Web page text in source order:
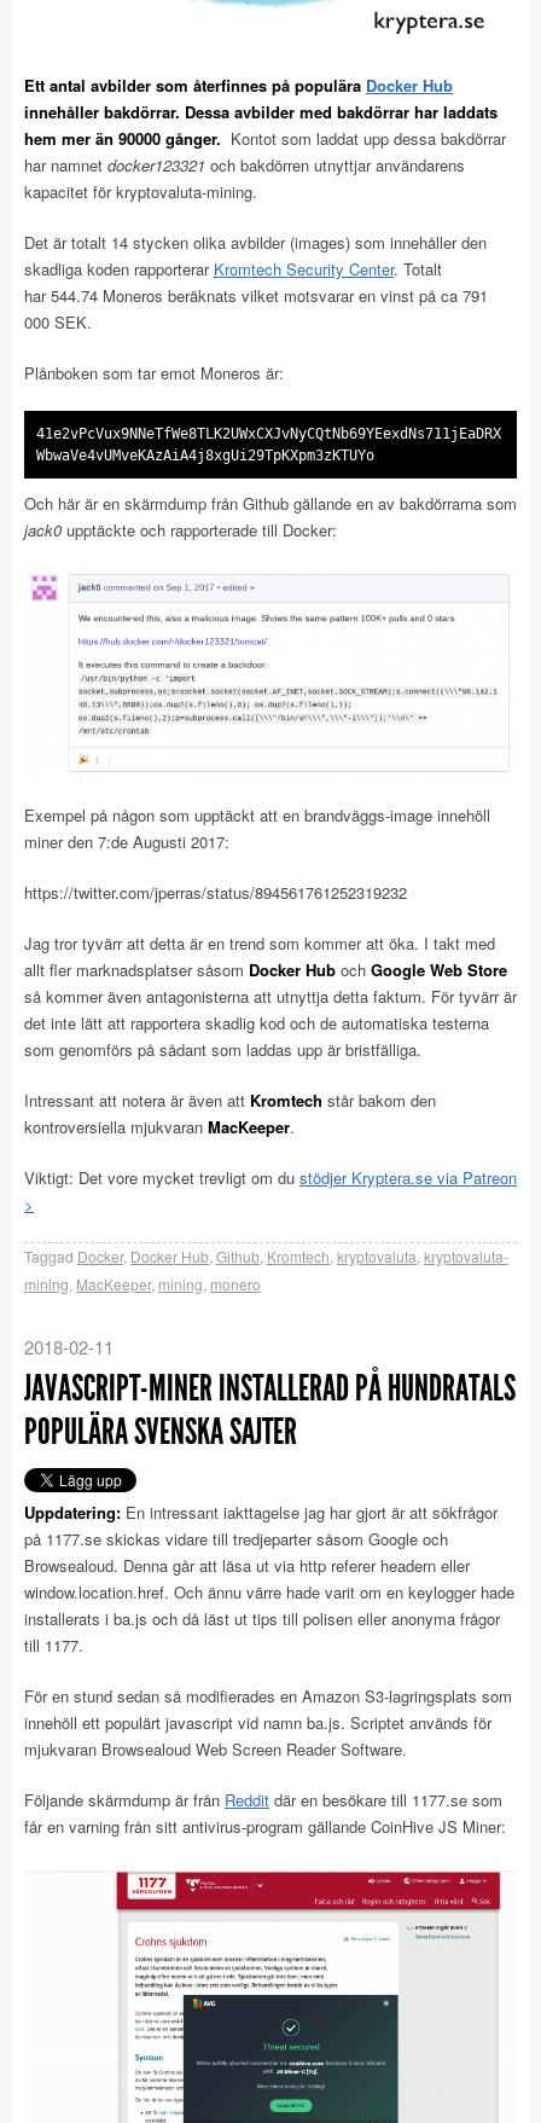
Ett antal avbilder som återfinnes på populära Docker Hub
innehåller bakdörrar. Dessa avbilder med bakdörrar har laddats
hem mer än 90000 gånger. Kontot som laddat upp dessa bakdörrar
har namnet docker123321 och bakdörren utnyttjar användarens
kapacitet för kryptovaluta-mining.
Det är totalt 14 stycken olika avbilder (images) som innehåller den
skadliga koden rapporterar Kromtech Security Center. Totalt
har 544.74 Moneros beräknats vilket motsvarar en vinst på ca 791
000 SEK.
Plånboken som tar emot Moneros är:
41e2vPcVux9NNeTfWe8TLK2UWxCXJvNyCQtNb69YEexdNs711jEaDRX
WbwaVe4vUMveKAzAiA4j8xgUi29TpKXpm3zKTUYo
Och här är en skärmdump från Github gällande en av bakdörrarna som
jack0 upptäckte och rapporterade till Docker:
Exempel på någon som upptäckt att en brandväggs-image innehöll
miner den 7:de Augusti 2017:
https://twitter.com/jperras/status/894561761252319232
Jag tror tyvärr att detta är en trend som kommer att öka. I takt med
allt fler marknadsplatser såsom Docker Hub och Google Web Store
så kommer även antagonisterna att utnyttja detta faktum. För tyvärr är
det inte lätt att rapportera skadlig kod och de automatiska testerna
som genomförs på sådant som laddas upp är bristfälliga.
Intressant att notera är även att Kromtech står bakom den
kontroversiella mjukvaran MacKeeper.
Viktigt: Det vore mycket trevligt om du stödjer Kryptera.se via Patreon
>
Taggad Docker, Docker Hub Github Kromtech kryptovaluta kryptovaluta-
mining MacKeeper, mining monero
2018-02-11
JAVASCRIPT-MINER INSTALLERAD PÅ HUNDRATALS
POPULÄRA SVENSKA SAJTER
Uppdatering: En intressant iakttagelse jag har gjort är att sökfrågor
på 1177.se skickas vidare till tredjeparter såsom Google och
Browsealoud. Denna går att läsa ut via http referer headern eller
window.location.href. Och ännu värre hade varit om en keylogger hade
installerats i ba.js och då läst ut tips till polisen eller anonyma frågor
till 1177.
För en stund sedan så modifierades en Amazon S3-lagringsplats som
innehöll ett populärt javascript vid namn ba.js. Scriptet används för
mjukvaran Browsealoud Web Screen Reader Software.
Följande skärmdump är från Reddit där en besökare till 1177.se som
får en varning från sitt antivirus-program gällande CoinHive JS Miner: